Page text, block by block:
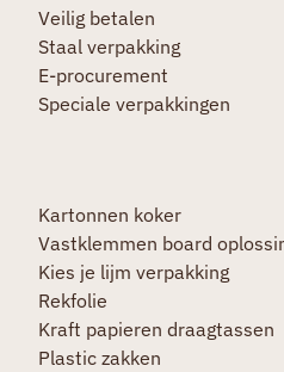
Veilig betalen
Staal verpakking
E-procurement
Speciale verpakkingen
Kartonnen koker
Vastklemmen board
Kies je lijm verpakking
Rekfolie
Kraft papieren draagtassen
Plastic zakken